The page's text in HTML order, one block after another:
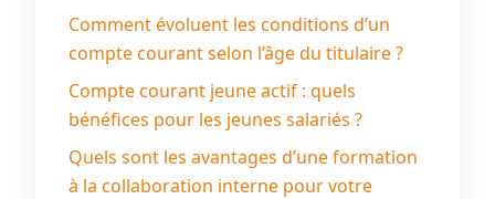
Comment évoluent les conditions d’un
compte courant selon l’âge du titulaire ?
Compte courant jeune actif : quels
bénéfices pour les jeunes salariés ?
Quels sont les avantages d’une formation
à la collaboration interne pour votre